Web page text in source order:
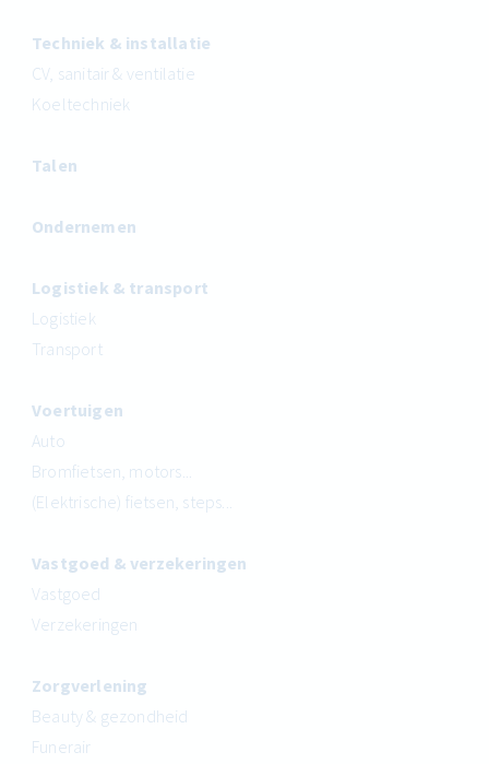
Techniek & installatie
CV, sanitair & ventilatie
Koeltechniek
Talen
Ondernemen
Logistiek & transport
Logistiek
Transport
Voertuigen
Auto
Bromfietsen, motors...
(Elektrische) fietsen, steps...
Vastgoed & verzekeringen
Vastgoed
Verzekeringen
Zorgverlening
Beauty & gezondheid
Funerair